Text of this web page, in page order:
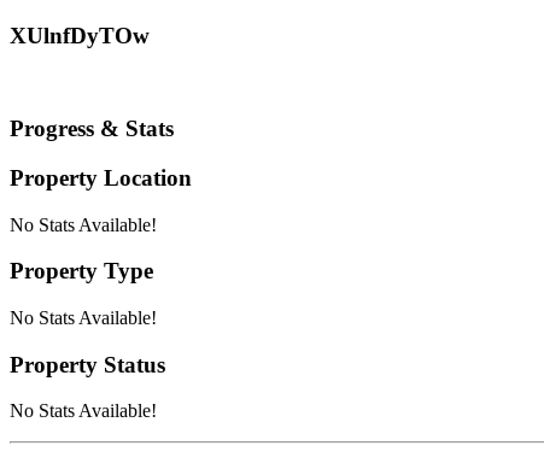
XUlnfDyTOw
Progress & Stats
Property Location
No Stats Available!
Property Type
No Stats Available!
Property Status
No Stats Available!